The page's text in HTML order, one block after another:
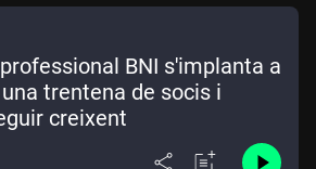
BNI s'implanta a
trentena de socis i
creixent